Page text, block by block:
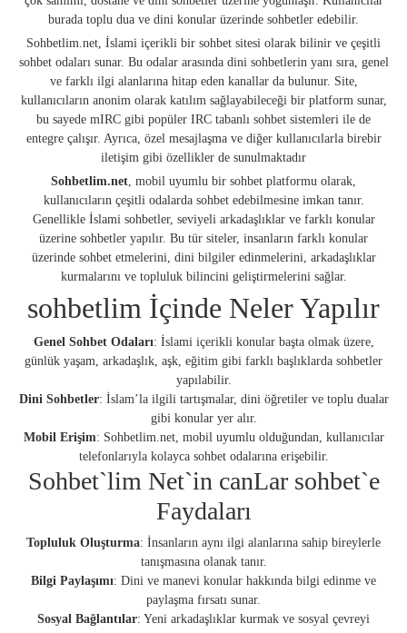
burada toplu dua ve dini konular üzerinde sohbetler edebilir.
Sohbetlim.net, İslami içerikli bir sohbet sitesi olarak bilinir ve çeşitli
sohbet odaları sunar. Bu odalar arasında dini sohbetlerin yanı sıra, genel
ve farklı ilgi alanlarına hitap eden kanallar da bulunur. Site,
kullanıcıların anonim olarak katılım sağlayabileceği bir platform sunar,
bu sayede mIRC gibi popüler IRC tabanlı sohbet sistemleri ile de
entegre çalışır. Ayrıca, özel mesajlaşma ve diğer kullanıcılarla birebir
iletişim gibi özellikler de sunulmaktadır
Sohbetlim.net, mobil uyumlu bir sohbet platformu olarak,
kullanıcıların çeşitli odalarda sohbet edebilmesine imkan tanır.
Genellikle İslami sohbetler, seviyeli arkadaşlıklar ve farklı konular
üzerine sohbetler yapılır. Bu tür siteler, insanların farklı konular
üzerinde sohbet etmelerini, dini bilgiler edinmelerini, arkadaşlıklar
kurmalarını ve topluluk bilincini geliştirmelerini sağlar.
sohbetlim İçinde Neler Yapılır
Genel Sohbet Odaları: İslami içerikli konular başta olmak üzere,
günlük yaşam, arkadaşlık, aşk, eğitim gibi farklı başlıklarda sohbetler
yapılabilir.
Dini Sohbetler: İslam’la ilgili tartışmalar, dini öğretiler ve toplu dualar
gibi konular yer alır.
Mobil Erişim: Sohbetlim.net, mobil uyumlu olduğundan, kullanıcılar
telefonlarıyla kolayca sohbet odalarına erişebilir.
Sohbet`lim Net`in canLar sohbet`e
Faydaları
Topluluk Oluşturma: İnsanların aynı ilgi alanlarına sahip bireylerle
tanışmasına olanak tanır.
Bilgi Paylaşımı: Dini ve manevi konular hakkında bilgi edinme ve
paylaşma fırsatı sunar.
Sosyal Bağlantılar: Yeni arkadaşlıklar kurmak ve sosyal çevreyi